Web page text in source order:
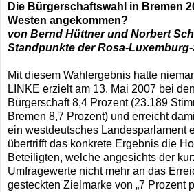
Die Bürgerschaftswahl in Bremen
Westen angekommen?
von Bernd Hüttner und Norbert
Standpunkte der Rosa-
Mit diesem Wahlergebnis hatte
LINKE erzielt am 13. Mai 2007 bei
Bürgerschaft 8,4 Prozent (23.189
Bremen 8,7 Prozent) und erreicht
ein westdeutsches Landesparlament
übertrifft das konkrete Ergebnis die
Beteiligten, welche angesichts der
Umfragewerte nicht mehr an das
gesteckten Zielmarke von „7 Prozent